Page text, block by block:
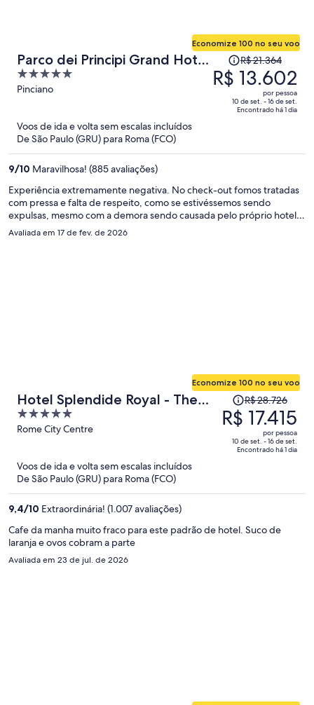
Parco dei Principi Grand Hotel
& SPA - Preferred Hotels &
Resorts
5
out
5
Pinciano
Economize 100 no seu voo
preço
era
R$ 21.364
pessoa
R$ 21.364
R$ 13.602
por pessoa
10 de set. - 16 de set.
Encontrado há 1 dia
Voos de ida e volta sem escalas incluídos
De São Paulo (GRU) para Roma (FCO)
9/10 Maravilhosa! (885 avaliações)
Experiência extremamente negativa. No check-out fomos tratadas
com pressa e falta de respeito, como se estivéssemos sendo
expulsas, mesmo com a demora sendo causada pelo próprio hotel
para fechar a conta. Cobraram um valor extremamente alto e se
Avaliada em 17 de fev. de 2026
Hotel Splendide Royal - The
Leading Hotels of the World
5
out
Rome City Centre
Economize 100 no seu voo
preço
era
R$ 28.726
pessoa
R$ 28.726
R$ 17.415
por pessoa
10 de set. - 16 de set.
Encontrado há 1 dia
Voos de ida e volta sem escalas incluídos
De São Paulo (GRU) para Roma (FCO)
9,4/10 Extraordinária! (1.007 avaliações)
Cafe da manha muito fraco para este padrão de hotel. Suco de
laranja e ovos cobram a parte
Avaliada em 23 de jul. de 2026